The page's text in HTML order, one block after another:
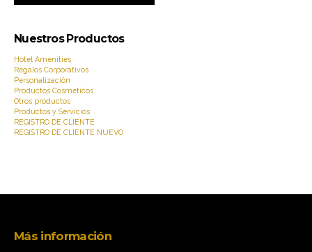
Nuestros Productos
Hotel Amenities
Regalos Corporativos
Personalización
Productos Cosméticos
Otros productos
Productos y Servicios
REGISTRO DE CLIENTE
REGISTRO DE CLIENTE NUEVO
Más información